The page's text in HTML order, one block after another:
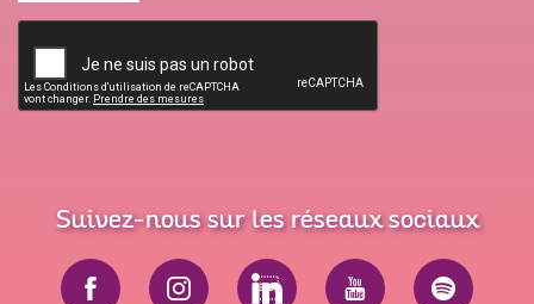
Suivez-nous sur les réseaux sociaux